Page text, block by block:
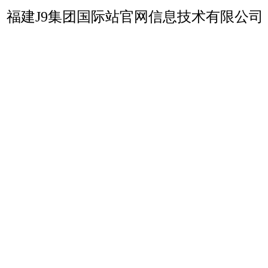
福建J9集团国际站官网信息技术有限公司